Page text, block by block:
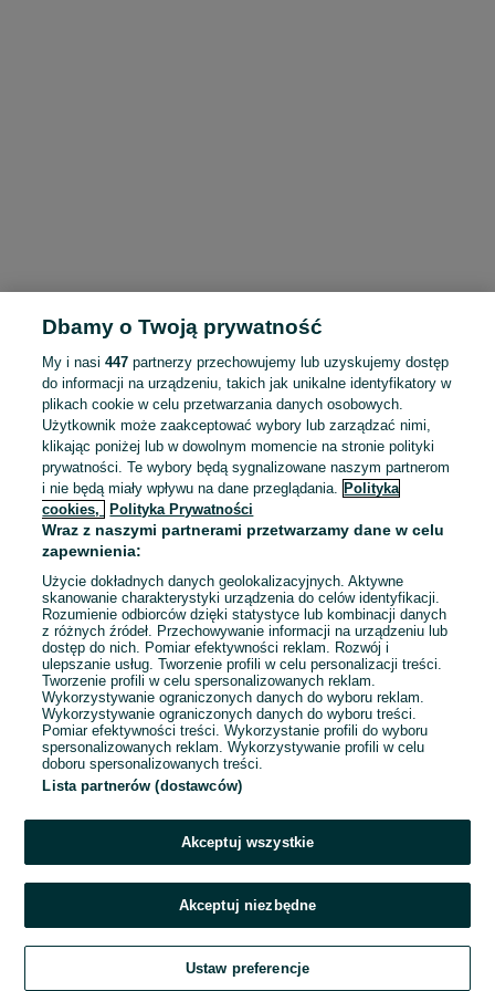
To ogłoszenie nie jest już dostępne
Przejdź na stronę główną
Dbamy o Twoją prywatność
My i nasi447 partnerzy przechowujemy lub uzyskujemy dostęp
do informacji na urządzeniu, takich jak unikalne identyfikatory w
plikach cookie w celu przetwarzania danych osobowych.
Użytkownik może zaakceptować wybory lub zarządzać nimi,
klikając poniżej lub w dowolnym momencie na stronie polityki
prywatności. Te wybory będą sygnalizowane naszym partnerom
i nie będą miały wpływu na dane przeglądania. Polityka
cookies,
Polityka Prywatności
Wraz z naszymi partnerami przetwarzamy dane w celu
zapewnienia:
Użycie dokładnych danych geolokalizacyjnych. Aktywne
skanowanie charakterystyki urządzenia do celów identyfikacji.
Rozumienie odbiorców dzięki statystyce lub kombinacji danych
z różnych źródeł. Przechowywanie informacji na urządzeniu lub
dostęp do nich. Pomiar efektywności reklam. Rozwój i
ulepszanie usług. Tworzenie profili w celu personalizacji treści.
Tworzenie profili w celu spersonalizowanych reklam.
Wykorzystywanie ograniczonych danych do wyboru reklam.
Wykorzystywanie ograniczonych danych do wyboru treści.
Pomiar efektywności treści. Wykorzystanie profili do wyboru
spersonalizowanych reklam. Wykorzystywanie profili w celu
doboru spersonalizowanych treści.
Lista partnerów (dostawców)
Akceptuj wszystkie
Akceptuj niezbędne
Ustaw preferencje